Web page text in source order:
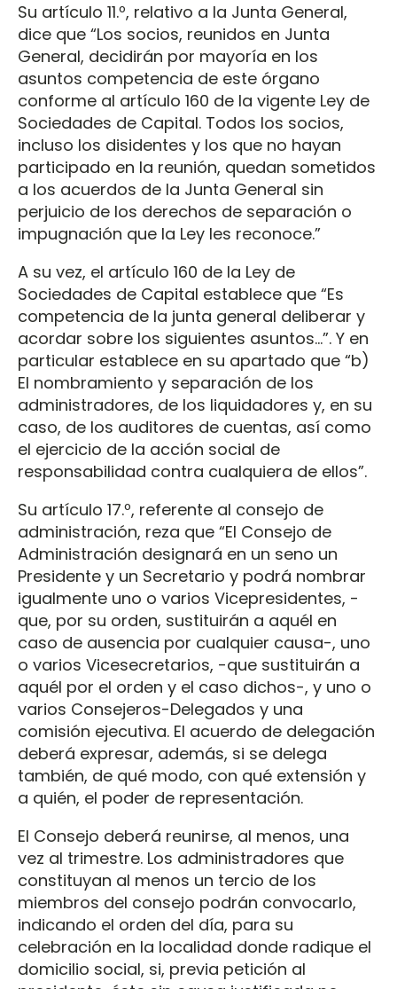
Su artículo 11.º, relativo a la Junta General,
dice que “Los socios, reunidos en Junta
General, decidirán por mayoría en los
asuntos competencia de este órgano
conforme al artículo 160 de la vigente Ley de
Sociedades de Capital. Todos los socios,
incluso los disidentes y los que no hayan
participado en la reunión, quedan sometidos
a los acuerdos de la Junta General sin
perjuicio de los derechos de separación o
impugnación que la Ley les reconoce.”
A su vez, el artículo 160 de la Ley de
Sociedades de Capital establece que “Es
competencia de la junta general deliberar y
acordar sobre los siguientes asuntos...”. Y en
particular establece en su apartado que “b)
El nombramiento y separación de los
administradores, de los liquidadores y, en su
caso, de los auditores de cuentas, así como
el ejercicio de la acción social de
responsabilidad contra cualquiera de ellos”.
Su artículo 17.º, referente al consejo de
administración, reza que “El Consejo de
Administración designará en un seno un
Presidente y un Secretario y podrá nombrar
igualmente uno o varios Vicepresidentes, -
que, por su orden, sustituirán a aquél en
caso de ausencia por cualquier causa-, uno
o varios Vicesecretarios, -que sustituirán a
aquél por el orden y el caso dichos-, y uno o
varios Consejeros-Delegados y una
comisión ejecutiva. El acuerdo de delegación
deberá expresar, además, si se delega
también, de qué modo, con qué extensión y
a quién, el poder de representación.
El Consejo deberá reunirse, al menos, una
vez al trimestre. Los administradores que
constituyan al menos un tercio de los
miembros del consejo podrán convocarlo,
indicando el orden del día, para su
celebración en la localidad donde radique el
domicilio social, si, previa petición al